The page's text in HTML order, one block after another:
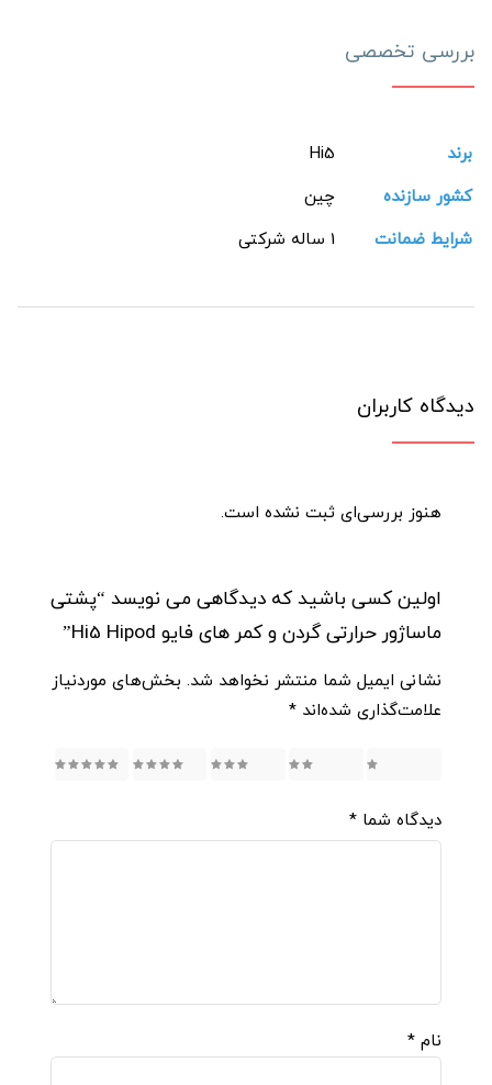
بررسی تخصصی
برند
Hi5
کشور سازنده
چین
شرایط ضمانت
1 ساله شرکتی
دیدگاه کاربران
هنوز بررسی‌ای ثبت نشده است.
اولین کسی باشید که دیدگاهی می نویسد “پشتی
ماساژور حرارتی گردن و کمر های فایو Hi5 Hipod”
نشانی ایمیل شما منتشر نخواهد شد. بخش‌های موردنیاز
علامت‌گذاری شده‌اند *
5
دیدگاه شما *
نام *